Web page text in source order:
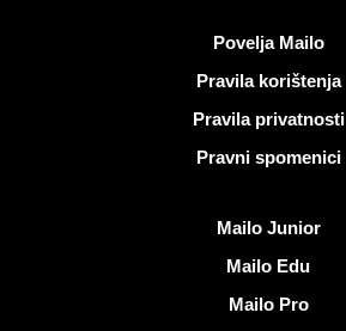
Povelja Mailo
Pravila korištenja
Pravila privatnosti
Pravni spomenici
Mailo Junior
Mailo Edu
Mailo Pro